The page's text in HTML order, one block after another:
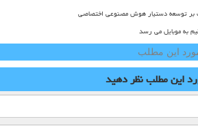
بر توسعه دستیار هوش مصنوعی اختصاصی
به موبایل می رسد
این مطلب
این مطلبنظر دهید